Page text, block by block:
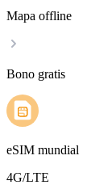
Mapa offline
Bono gratis
eSIM mundial
4G/LTE